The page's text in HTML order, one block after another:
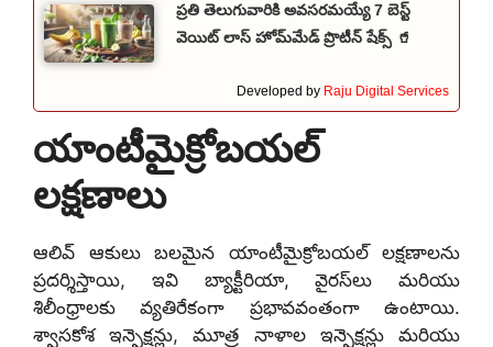
ప్రతి తెలుగువారికి అవసరమయ్యే 7 బెస్ట్
వెయిట్ లాస్ హోమ్‌మేడ్ ప్రొటీన్ షేక్స్ 🥤
Developed by Raju Digital Services
యాంటీమైక్రోబయల్
లక్షణాలు
ఆలివ్ ఆకులు బలమైన యాంటీమైక్రోబయల్ లక్షణాలను
ప్రదర్శిస్తాయి, ఇవి బ్యాక్టీరియా, వైరస్‌లు మరియు
శిలీంధ్రాలకు వ్యతిరేకంగా ప్రభావవంతంగా ఉంటాయి.
శ్వాసకోశ ఇన్ఫెక్షన్లు, మూత్ర నాళాల ఇన్ఫెక్షన్లు మరియు